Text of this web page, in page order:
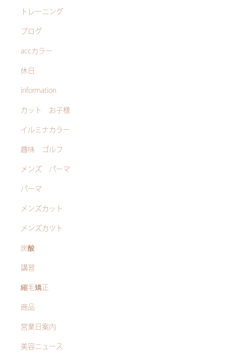
トレーニング
ブログ
accカラー
休日
information
カット お子様
イルミナカラー
趣味 ゴルフ
メンズ パーマ
パーマ
メンズカット
メンズカツト
炭酸
講習
縮毛矯正
商品
営業日案内
美容ニュース